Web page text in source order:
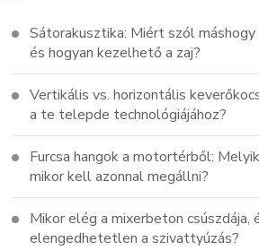
Sátorakusztika: Miért szól máshogy
és hogyan kezelhető a zaj?
Vertikális vs. horizontális
a te telepde technológiájához?
Furcsa hangok a motortérből:
mikor kell azonnal megállni?
Mikor elég a mixerbeton csúszdája,
elengedhetetlen a szivattyúzás?